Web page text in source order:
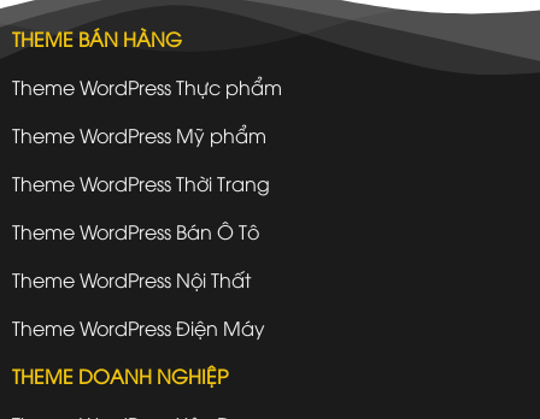
THEME BÁN HÀNG
Theme WordPress Thực phẩm
Theme WordPress Mỹ phẩm
Theme WordPress Thời Trang
Theme WordPress Bán Ô Tô
Theme WordPress Nội Thất
Theme WordPress Điện Máy
THEME DOANH NGHIỆP